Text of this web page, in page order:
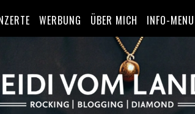
WERBUNG ÜBER MICH INFO-